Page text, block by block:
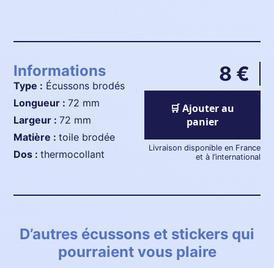
Informations
Type : Écussons brodés
longueur :72 mm
largeur :72 mm
matière :toile brodée
dos :thermocollant
8 €
🛒 Ajouter au
panier
Livraison disponible en France
et à l’international
D’autres écussons et stickers qui
pourraient vous plaire